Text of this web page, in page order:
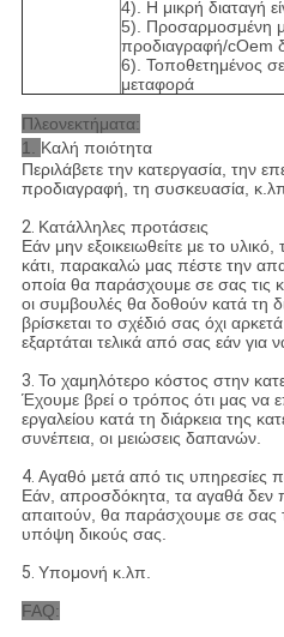
4). Η μικρή διαταγή
5). Προσαρμοσμένη
προδιαγραφή/cOem
6). Τοποθετημένος
μεταφορά
Πλεονεκτήματα:
1. Καλή ποιότητα
Περιλάβετε την κατεργασία, την
προδιαγραφή, τη συσκευασία,
2. Κατάλληλες προτάσεις
Εάν μην εξοικειωθείτε με το
κάτι, παρακαλώ μας πέστε την
οποία θα παράσχουμε σε σας τις
οι συμβουλές θα δοθούν κατά τη
βρίσκεται το σχέδιό σας όχι
εξαρτάται τελικά από σας εάν για
3. Το χαμηλότερο κόστος στην
Έχουμε βρεί ο τρόπος ότι μας να
εργαλείου κατά τη διάρκεια της
συνέπεια, οι μειώσεις δαπανών.
4. Αγαθό μετά από τις υπηρεσίες
Εάν, απροσδόκητα, τα αγαθά δεν
απαιτούν, θα παράσχουμε σε σας
υπόψη δικούς σας.
5. Υπομονή κ.λπ.
FAQ: